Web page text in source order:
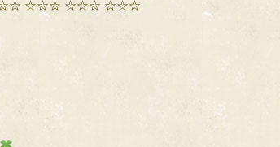
☆☆☆ ☆☆☆ ☆☆☆